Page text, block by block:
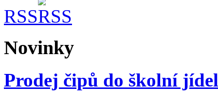
RSS
Novinky
Prodej čipů do školní